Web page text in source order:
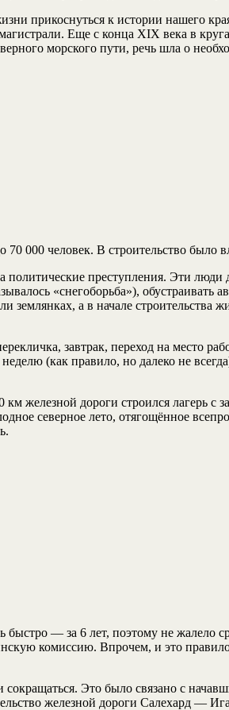
прикоснуться к истории нашего
Еще с конца XIX века в
морского пути, речь шла о
70 000 человек. В строительство было
политические преступления. Эти
«снегоборьба»),
а в начале
завтрак, переход на место
(как правило, но далеко не
железной дороги строился лагерь с
северное лето, отягощённое
— за 6 лет, поэтому не жалело
комиссию. Впрочем, и это правило
Это было связано с
железной дороги Салехард —